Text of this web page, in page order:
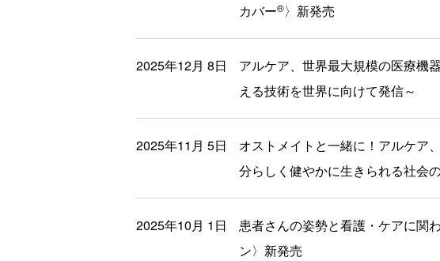
カバー®〉新発売
2025年12月 8日
アルケア、世界最大規模の医療機
える技術を世界に向けて発信～
2025年11月 5日
オストメイトと一緒に！アルケア
分らしく健やかに生きられる社会
2025年10月 1日
患者さんの姿勢と看護・ケアに関
ン〉新発売